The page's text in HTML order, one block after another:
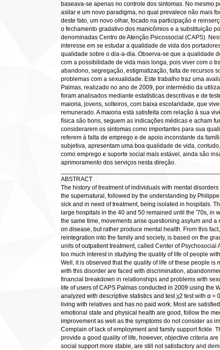
baseava-se apenas no controle dos sintomas. No mesmo
asilar e um novo paradigma, no qual prevalece não mais
deste fato, um novo olhar, focado na participação e
o fechamento gradativo dos manicômios e a substituição
denominadas Centro de Atenção Psicossocial (CAPS).
interesse em se estudar a qualidade de vida dos
qualidade sobre o dia-a-dia. Observa-se que a qualidade
com a possibilidade de vida mais longa, pois viver com o
abandono, segregação, estigmatização, falta de recursos
problemas com a sexualidade. Este trabalho traz uma
Palmas, realizado no ano de 2009, por intermédio da
foram analisados mediante estatísticas descritivas e de
maioria, jovens, solteiros, com baixa escolaridade, que
remunerado. A maioria está satisfeita com relação à sua
física são bons, seguem as indicações médicas e acham
considerarem os sintomas como importantes para sua
referem à falta de emprego e de apoio inconstante da
subjetiva, apresentam uma boa qualidade de vida,
como emprego e suporte social mais estável, ainda são
aprimoramento dos serviços nesta direção.
ABSTRACT
The history of treatment of individuals with mental
the supernatural, followed by the understanding by
sick and in need of treatment, being isolated in hospitals.
large hospitals in the 40 and 50 remained until the '70s, in
the same time, movements arise questioning asylum and
on disease, but rather produce mental health. From this
reintegration into the family and society, is based on the
units of outpatient treatment, called Center of
too much interest in studying the quality of life of people
Well, it is observed that the quality of life of these people
with this disorder are faced with discrimination,
financial breakdown in relationships and problems with
life of users of CAPS Palmas conducted in 2009 using the
analyzed with descriptive statistics and test χ2 test with α
living with relatives and has no paid work. Most are
emotional state and physical health are good, follow the
improvement as well as the symptoms do not consider as
Complain of lack of employment and family support fickle.
provide a good quality of life, however, objective criteria
social support more stable, are still not satisfactory and